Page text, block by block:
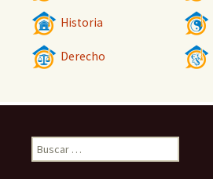
Historia
Derecho
Buscar: